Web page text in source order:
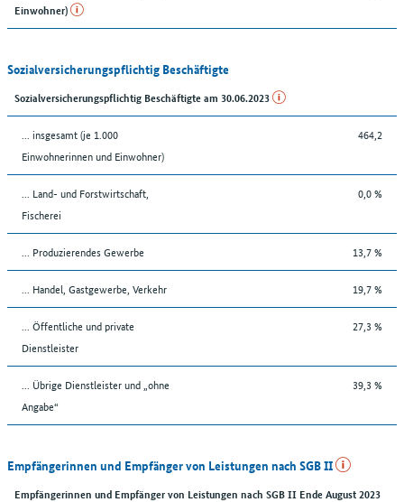
Einwohner)
Sozialversicherungspflichtig Beschäftigte
Sozialversicherungspflichtig Beschäftigte am 30.06.2023
... insgesamt (je 1.000
Einwohnerinnen und Einwohner)
464,2
... Land- und Forstwirtschaft,
Fischerei
0,0 %
... Produzierendes Gewerbe 13,7 %
... Handel, Gastgewerbe, Verkehr 19,7 %
... Öffentliche und private
Dienstleister
27,3 %
... Übrige Dienstleister und „ohne
Angabe“
39,3 %
Empfängerinnen und Empfänger von Leistungen nach SGB II
Empfängerinnen und Empfänger von Leistungen nach SGB II Ende August 2023